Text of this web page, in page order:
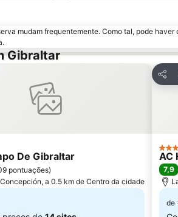
mudam frequentemente. Como tal, pode
Gibraltar
aos favoritos
De Gibraltar
pontuações)
a 0.5 km de Centro da cidade
4
AC
7,9
de